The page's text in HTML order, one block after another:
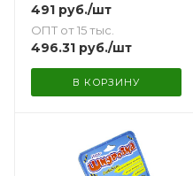
491 руб./шт
ОПТ от 15 тыс.
496.31 руб./шт
В КОРЗИНУ